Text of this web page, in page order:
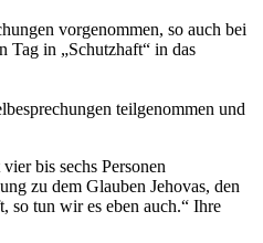
vorgenommen, so auch bei
Tag in „Schutzhaft“ in das
teilgenommen und
bis sechs Personen
zu dem Glauben Jehovas, den
so tun wir es eben auch.“ Ihre